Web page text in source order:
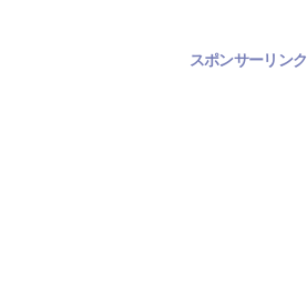
スポンサーリンク